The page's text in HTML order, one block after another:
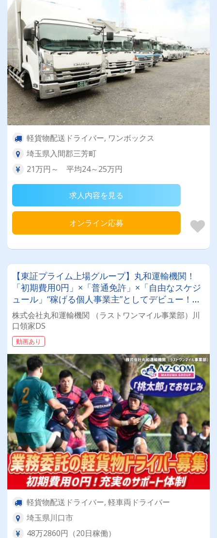
軽貨物配送ドライバー, ワンボックス
埼玉県入間郡三芳町
21万円～ 平均24～25万円
求人内容を見る
オンライン応募
【東証プライム上場グループ】丸和運輸機関！
「初期費用0円」×「普通免許」×「自由なスケジ
ュール」“稼げる個人事業主”としてデビュー！確
定申告など充実のサポート体制も♪
株式会社丸和運輸機関 （ラストワンマイル事業部）川
口領家DS
動画あり
軽貨物配送ドライバー, 軽車両ドライバー
埼玉県川口市
48万2860円（20日稼働）